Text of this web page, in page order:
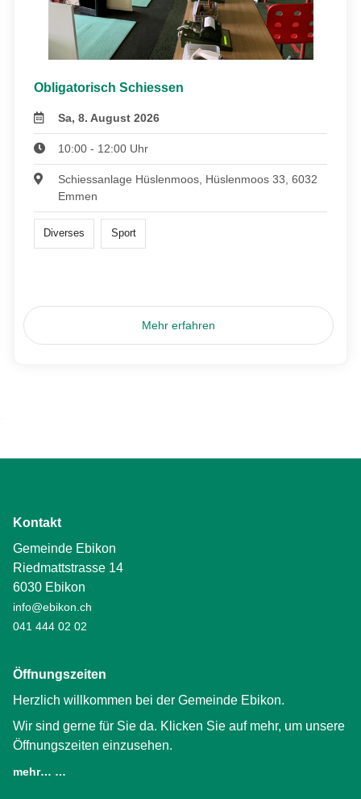
Obligatorisch Schiessen
Sa, 8. August 2026
10:00 - 12:00 Uhr
Schiessanlage Hüslenmoos, Hüslenmoos 33, 6032
Emmen
Diverses Sport
Mehr erfahren
Kontakt
Gemeinde Ebikon
Riedmattstrasse 14
6030 Ebikon
info@ebikon.ch
041 444 02 02
Öffnungszeiten
Herzlich willkommen bei der Gemeinde Ebikon.
Wir sind gerne für Sie da. Klicken Sie auf mehr, um unsere
Öffnungszeiten einzusehen.
mehr… …